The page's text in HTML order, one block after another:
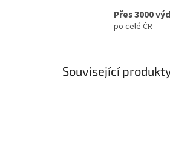
Přes 3000
po celé ČR
Související